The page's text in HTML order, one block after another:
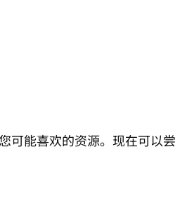
可能喜欢的资源。现在可以尝